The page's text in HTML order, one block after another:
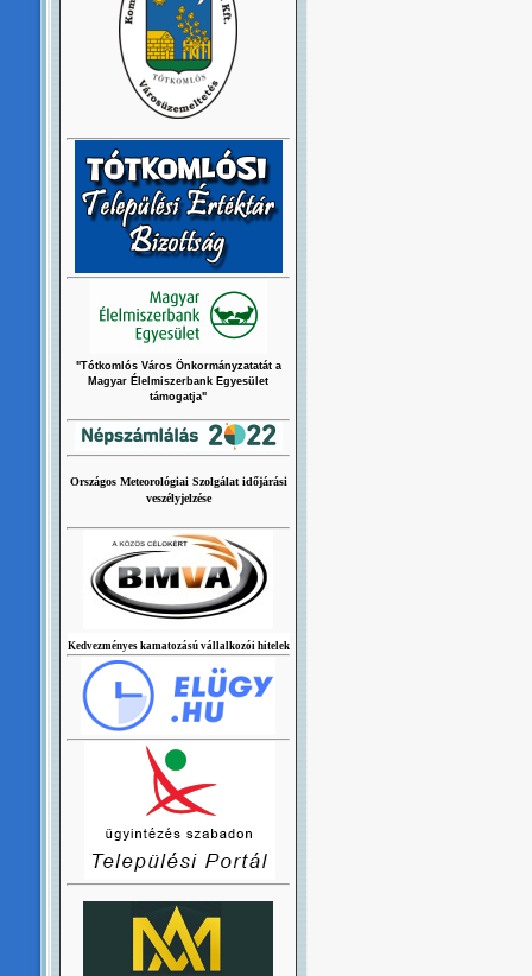
"Tótkomlós Város Önkormányzatatát a
Magyar Élelmiszerbank Egyesület
támogatja"
Országos Meteorológiai Szolgálat időjárási
veszélyjelzése
Kedvezményes kamatozású vállalkozói hitelek